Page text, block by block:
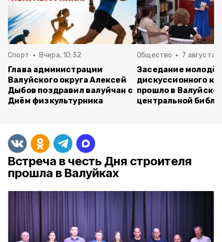
Спорт Вчера, 10:32
Глава администрации
Валуйского округа Алексей
Дыбов поздравил валуйчан с
Днём физкультурника
Общество 7 августа ,
Заседание
дискуссионного
прошло в
центральной
Встреча в честь Дня строителя
прошла в Валуйках